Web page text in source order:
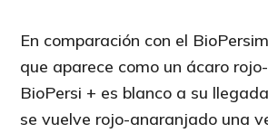
En comparación con el
que aparece como un ácaro
BioPersi + es blanco a su
se vuelve rojo-anaranjado una